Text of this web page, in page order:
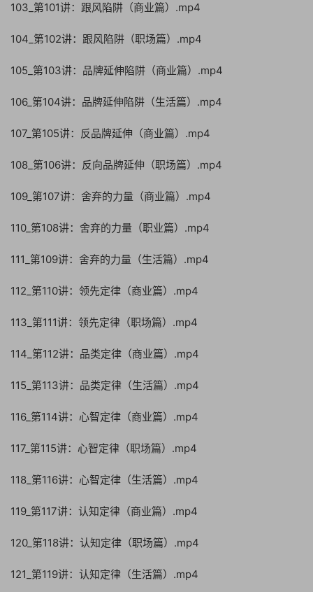
103_第101讲：跟风陷阱（商业篇）.mp4
104_第102讲：跟风陷阱（职场篇）.mp4
105_第103讲：品牌延伸陷阱（商业篇）.mp4
106_第104讲：品牌延伸陷阱（生活篇）.mp4
107_第105讲：反品牌延伸（商业篇）.mp4
108_第106讲：反向品牌延伸（职场篇）.mp4
109_第107讲：舍弃的力量（商业篇）.mp4
110_第108讲：舍弃的力量（职业篇）.mp4
111_第109讲：舍弃的力量（生活篇）.mp4
112_第110讲：领先定律（商业篇）.mp4
113_第111讲：领先定律（职场篇）.mp4
114_第112讲：品类定律（商业篇）.mp4
115_第113讲：品类定律（生活篇）.mp4
116_第114讲：心智定律（商业篇）.mp4
117_第115讲：心智定律（职场篇）.mp4
118_第116讲：心智定律（生活篇）.mp4
119_第117讲：认知定律（商业篇）.mp4
120_第118讲：认知定律（职场篇）.mp4
121_第119讲：认知定律（生活篇）.mp4